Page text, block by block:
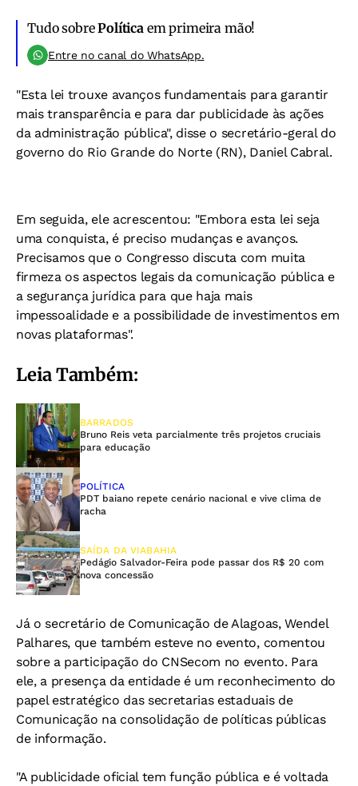
Tudo sobrePolíticaem primeira mão!
Entre no canal do WhatsApp.
"Esta lei trouxe avanços fundamentais para garantir
mais transparência e para dar publicidade às ações
da administração pública", disse o secretário-geral do
governo do Rio Grande do Norte (RN), Daniel Cabral.
Em seguida, ele acrescentou: "Embora esta lei seja
uma conquista, é preciso mudanças e avanços.
Precisamos que o Congresso discuta com muita
firmeza os aspectos legais da comunicação pública e
a segurança jurídica para que haja mais
impessoalidade e a possibilidade de investimentos em
novas plataformas".
Leia Também:
BARRADOS
Bruno Reis veta parcialmente três projetos cruciais
para educação
POLÍTICA
PDT baiano repete cenário nacional e vive clima de
racha
SAÍDA DA VIABAHIA
Pedágio Salvador-Feira pode passar dos R$ 20 com
nova concessão
Já o secretário de Comunicação de Alagoas, Wendel
Palhares, que também esteve no evento, comentou
sobre a participação do CNSecom no evento. Para
ele, a presença da entidade é um reconhecimento do
papel estratégico das secretarias estaduais de
Comunicação na consolidação de políticas públicas
de informação.
"A publicidade oficial tem função pública e é voltada